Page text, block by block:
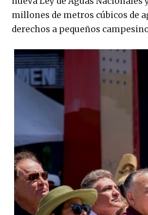
millones de metros cúbicos de
derechos a pequeños